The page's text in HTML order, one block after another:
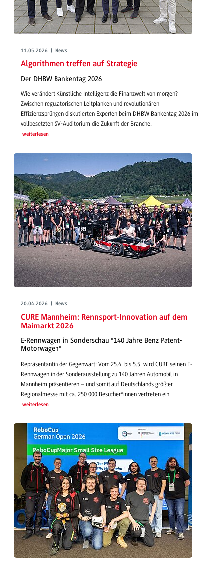
11.05.2026 | News
Algorithmen treffen auf Strategie
Der DHBW Bankentag 2026
Wie verändert Künstliche Intelligenz die Finanzwelt von morgen?
Zwischen regulatorischen Leitplanken und revolutionären
Effizienzsprüngen diskutierten Experten beim DHBW Bankentag 2026 im
vollbesetzten SV-Auditorium die Zukunft der Branche.
weiterlesen
20.04.2026 | News
CURE Mannheim: Rennsport-Innovation auf dem
Maimarkt 2026
E-Rennwagen in Sonderschau "140 Jahre Benz Patent-
Motorwagen"
Repräsentantin der Gegenwart: Vom 25.4. bis 5.5. wird CURE seinen E-
Rennwagen in der Sonderausstellung zu 140 Jahren Automobil in
Mannheim präsentieren – und somit auf Deutschlands größter
Regionalmesse mit ca. 250 000 Besucher*innen vertreten ein.
weiterlesen